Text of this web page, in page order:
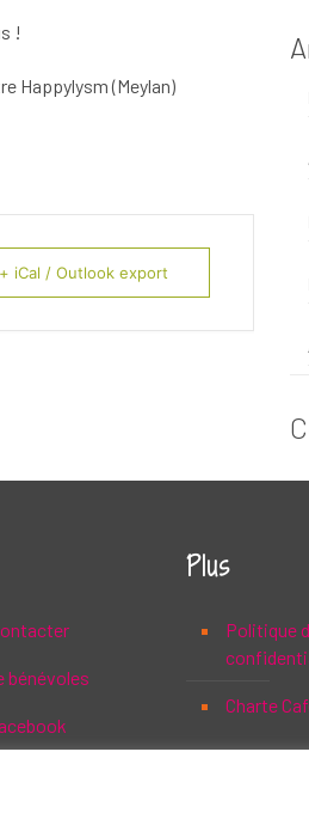
!
Happylysm (Meylan)
+ iCal / Outlook export
bénévoles
Plus
Politique
Charte